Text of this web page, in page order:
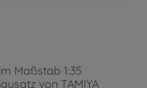
Maßstab 1:35
von TAMIYA